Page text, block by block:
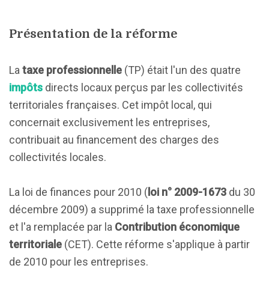
Présentation de la réforme
La taxe professionnelle (TP) était l'un des quatre
impôts directs locaux perçus par les collectivités
territoriales françaises. Cet impôt local, qui
concernait exclusivement les entreprises,
contribuait au financement des charges des
collectivités locales.
La loi de finances pour 2010 (loi n° 2009-1673 du 30
décembre 2009) a supprimé la taxe professionnelle
et l'a remplacée par la Contribution économique
territoriale (CET). Cette réforme s'applique à partir
de 2010 pour les entreprises.